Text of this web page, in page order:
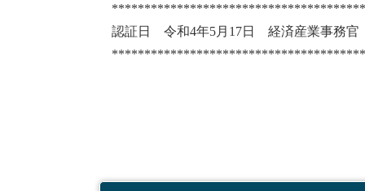
認証日 令和4年5月17日 経済産業事務